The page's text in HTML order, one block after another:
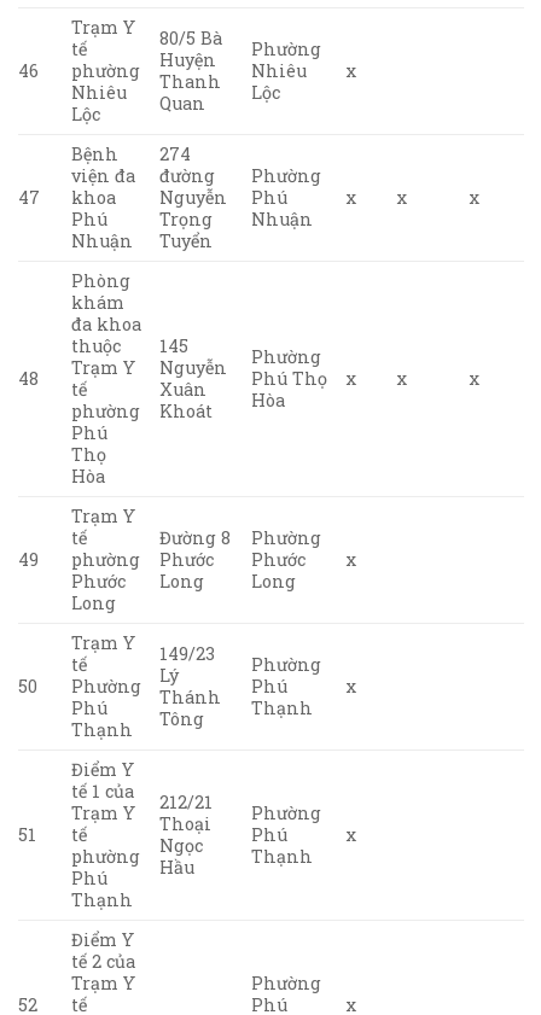
46
Trạm Y
tế
phường
Nhiêu
Lộc
80/5 Bà
Huyện
Thanh
Quan
Phường
Nhiêu
Lộc
x
47
Bệnh
viện đa
khoa
Phú
Nhuận
274
đường
Nguyễn
Trọng
Tuyển
Phường
Phú
Nhuận
x x x
48
Phòng
khám
đa khoa
thuộc
Trạm Y
tế
phường
Phú
Thọ
Hòa
145
Nguyễn
Xuân
Khoát
Phường
Phú Thọ
Hòa
x x x
49
Trạm Y
tế
phường
Phước
Long
Đường 8
Phước
Long
Phường
Phước
Long
x
50
Trạm Y
tế
Phường
Phú
Thạnh
149/23
Lý
Thánh
Tông
Phường
Phú
Thạnh
x
51
Điểm Y
tế 1 của
Trạm Y
tế
phường
Phú
Thạnh
212/21
Thoại
Ngọc
Hầu
Phường
Phú
Thạnh
x
52
Điểm Y
tế 2 của
Trạm Y
tế
Phường
Phú
x